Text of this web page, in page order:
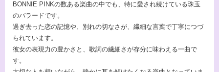
BONNIE PINKの数ある楽曲の中でも、特に愛され続けている珠玉
のバラードです。
過ぎ去った恋の記憶や、別れの切なさが、繊細な言葉で丁寧につづ
られています。
彼女の表現力の豊かさと、歌詞の繊細さが存分に味わえる一曲で
す。